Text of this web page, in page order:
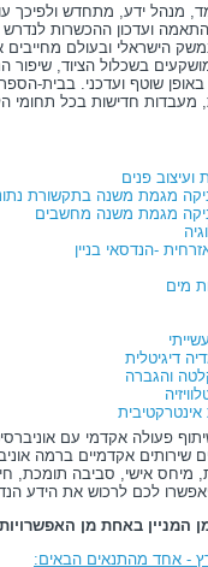
מנהל ידע, מתחדש
ועדכון ההכשרות
במשק הישראלי ובעולם
בשכלול הציוד, שיפור
שוטף ועדכני. בבית-
מעבדות חדישות בכל תחומי
ועיצוב פנים
מגמת משנה בתקשורת
מגמת משנה מחשבים
-הנדסאי בניין
מים
דיגיטלית
והגברה
פעולה אקדמי עם
שירותים אקדמיים ברמה
מיחס אישי, סביבה תומכת,
לכם לרכוש את הידע
המניין באחת מן